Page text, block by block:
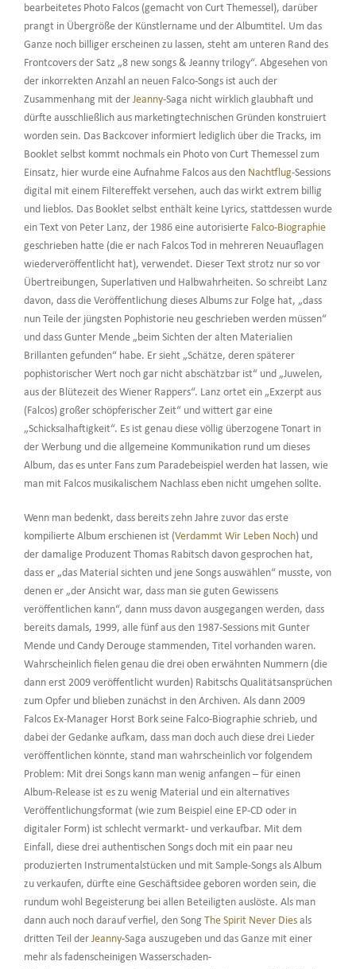
bearbeitetes Photo Falcos (gemacht von Curt Themessel), darüber
prangt in Übergröße der Künstlername und der Albumtitel. Um das
Ganze noch billiger erscheinen zu lassen, steht am unteren Rand des
Frontcovers der Satz „8 new songs & Jeanny trilogy“. Abgesehen von
der inkorrekten Anzahl an neuen Falco-Songs ist auch der
Zusammenhang mit der Jeanny-Saga nicht wirklich glaubhaft und
dürfte ausschließlich aus marketingtechnischen Gründen konstruiert
worden sein. Das Backcover informiert lediglich über die Tracks, im
Booklet selbst kommt nochmals ein Photo von Curt Themessel zum
Einsatz, hier wurde eine Aufnahme Falcos aus den Nachtflug-Sessions
digital mit einem Filtereffekt versehen, auch das wirkt extrem billig
und lieblos. Das Booklet selbst enthält keine Lyrics, stattdessen wurde
ein Text von Peter Lanz, der 1986 eine autorisierte Falco-Biographie
geschrieben hatte (die er nach Falcos Tod in mehreren Neuauflagen
wiederveröffentlicht hat), verwendet. Dieser Text strotz nur so vor
Übertreibungen, Superlativen und Halbwahrheiten. So schreibt Lanz
davon, dass die Veröffentlichung dieses Albums zur Folge hat, „dass
nun Teile der jüngsten Pophistorie neu geschrieben werden müssen“
und dass Gunter Mende „beim Sichten der alten Materialien
Brillanten gefunden“ habe. Er sieht „Schätze, deren späterer
pophistorischer Wert noch gar nicht abschätzbar ist“ und „Juwelen,
aus der Blütezeit des Wiener Rappers“. Lanz ortet ein „Exzerpt aus
(Falcos) großer schöpferischer Zeit“ und wittert gar eine
„Schicksalhaftigkeit“. Es ist genau diese völlig überzogene Tonart in
der Werbung und die allgemeine Kommunikation rund um dieses
Album, das es unter Fans zum Paradebeispiel werden hat lassen, wie
man mit Falcos musikalischem Nachlass eben nicht umgehen sollte.
Wenn man bedenkt, dass bereits zehn Jahre zuvor das erste
kompilierte Album erschienen ist (Verdammt Wir Leben Noch) und
der damalige Produzent Thomas Rabitsch davon gesprochen hat,
dass er „das Material sichten und jene Songs auswählen“ musste, von
denen er „der Ansicht war, dass man sie guten Gewissens
veröffentlichen kann“, dann muss davon ausgegangen werden, dass
bereits damals, 1999, alle fünf aus den 1987-Sessions mit Gunter
Mende und Candy Derouge stammenden, Titel vorhanden waren.
Wahrscheinlich fielen genau die drei oben erwähnten Nummern (die
dann erst 2009 veröffentlicht wurden) Rabitschs Qualitätsansprüchen
zum Opfer und blieben zunächst in den Archiven. Als dann 2009
Falcos Ex-Manager Horst Bork seine Falco-Biographie schrieb, und
dabei der Gedanke aufkam, dass man doch auch diese drei Lieder
veröffentlichen könnte, stand man wahrscheinlich vor folgendem
Problem: Mit drei Songs kann man wenig anfangen – für einen
Album-Release ist es zu wenig Material und ein alternatives
Veröffentlichungsformat (wie zum Beispiel eine EP-CD oder in
digitaler Form) ist schlecht vermarkt- und verkaufbar. Mit dem
Einfall, diese drei authentischen Songs doch mit ein paar neu
produzierten Instrumentalstücken und mit Sample-Songs als Album
zu verkaufen, dürfte eine Geschäftsidee geboren worden sein, die
rundum wohl Begeisterung bei allen Beteiligten auslöste. Als man
dann auch noch darauf verfiel, den Song The Spirit Never Diesals
dritten Teil der Jeanny-Saga auszugeben und das Ganze mit einer
mehr als fadenscheinigen Wasserschaden-